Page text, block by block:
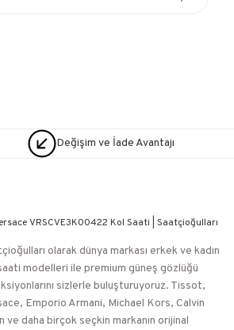
Değişim ve İade Avantajı
olarak dünya markası erkek ve kadın
modelleri ile premium güneş gözlüğü
sizlerle buluşturuyoruz. Tissot,
Emporio Armani, Michael Kors, Calvin
ve daha birçok seçkin markanın orijinal